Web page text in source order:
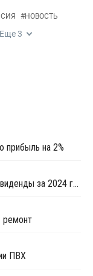
#НОВОСТЬ
Еще3
прибыль на 2%
Башкирская содовая компания снизила дивиденды за 2024 год на 39%
ремонт
ПВХ